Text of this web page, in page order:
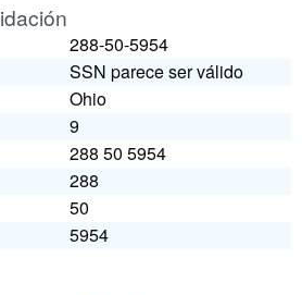
288-50-5954
SSN parece ser válido
Ohio
9
288 50 5954
288
50
5954